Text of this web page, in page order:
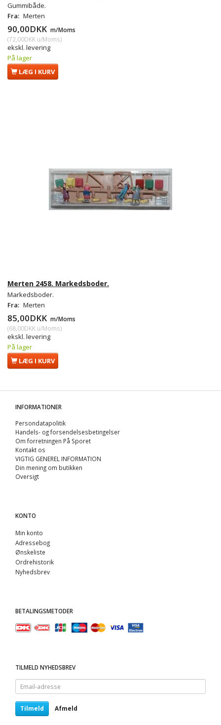
Gummibåde.
Fra: Merten
90,00DKK m/Moms
(72,00DKK u/Moms)
ekskl. levering
På lager
LÆG I KURV
Merten 2458. Markedsboder.
Markedsboder.
Fra: Merten
85,00DKK m/Moms
(68,00DKK u/Moms)
ekskl. levering
På lager
LÆG I KURV
INFORMATIONER
Persondatapolitik
Handels- og forsendelsesbetingelser
Om forretningen På Sporet
Kontakt os
VIGTIG GENEREL INFORMATION
Din mening om butikken
Oversigt
KONTO
Min konto
Adressebog
Ønskeliste
Ordrehistorik
Nyhedsbrev
BETALINGSMETODER
TILMELD NYHEDSBREV
Email-
adresse
Tilmeld Afmeld